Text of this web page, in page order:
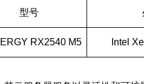
型号
RX2540 M5 Intel